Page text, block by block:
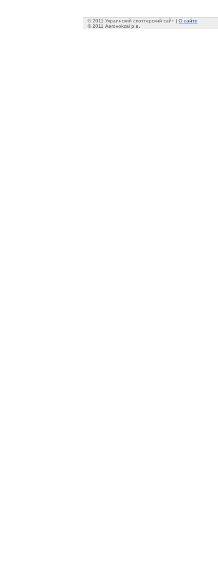
© 2011 Украинский споттерский сайт | О сайте
© 2011 Aerovokzal p.e.